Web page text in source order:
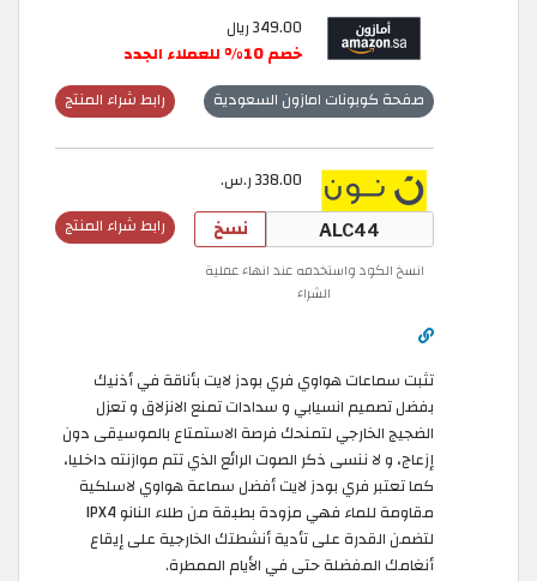
349.00 ريال
خصم 10% للعملاء الجدد
رابط شراء المنتج صفحة كوبونات امازون السعودية
338.00 ر.س.
رابط شراء المنتج نسخ
انسخ الكود واستخدمه عند انهاء عملية
الشراء
تثبت سماعات هواوي فري بودز لايت بأناقة في أذنيك
بفضل تصميم انسيابي و سدادات تمنع الانزلاق و تعزل
الضجيج الخارجي لتمنحك فرصة الاستمتاع بالموسيقى دون
إزعاج، و لا ننسى ذكر الصوت الرائع الذي تتم موازنته داخليا،
كما تعتبر فري بودز لايت أفضل سماعة هواوي لاسلكية
مقاومة للماء فهي مزودة بطبقة من طلاء النانو IPX4
لتضمن القدرة على تأدية أنشطتك الخارجية على إيقاع
أنغامك المفضلة حتى في الأيام الممطرة.